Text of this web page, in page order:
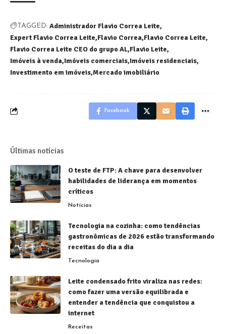
TAGGED: Administrador Flavio Correa Leite
Expert Flavio Correa Leite Flavio Correa Flavio Correa Leite
Flavio Correa Leite CEO do grupo AL Flavio Leite
Imóveis à venda Imóveis comerciais Imóveis residenciais
Investimento em imóveis Mercado imobiliário
Facebook
Últimas notícias
O teste de FTP: A chave para desenvolver
habilidades de liderança em momentos
críticos
Notícias
Tecnologia na cozinha: como tendências
gastronômicas de 2026 estão transformando
receitas do dia a dia
Tecnologia
Leite condensado frito viraliza nas redes:
como fazer uma versão equilibrada e
entender a tendência que conquistou a
internet
Receitas